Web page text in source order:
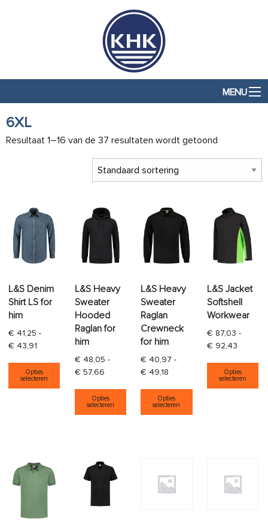
MENU
6XL
Resultaat 1–16 van de 37 resultaten wordt getoond
L&S Denim
Shirt LS for
him
€ 41,25 -
€ 43,91 Prijsklasse: € 41,25 tot € 43,91
Opties
selecteren
Dit product heeft meerdere variaties. Deze optie
L&S Heavy
Sweater
Hooded
Raglan for
him
€ 48,05 -
€ 57,66Prijsklasse: € 48,05 tot € 57,66
Opties
selecteren
Dit product heeft meerdere
L&S Heavy
Sweater
Raglan
Crewneck
for him
€ 40,97 -
€ 49,18 Prijsklasse: € 40,97 tot €
Opties
selecteren
Dit product heeft
L&S Jacket
Softshell
Workwear
€ 87,03 -
€ 92,43
Opties
selecteren